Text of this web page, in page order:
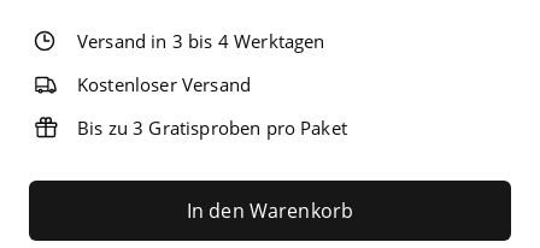
Versand in 3 bis 4 Werktagen
Kostenloser Versand
Bis zu 3 Gratisproben pro Paket
In den Warenkorb